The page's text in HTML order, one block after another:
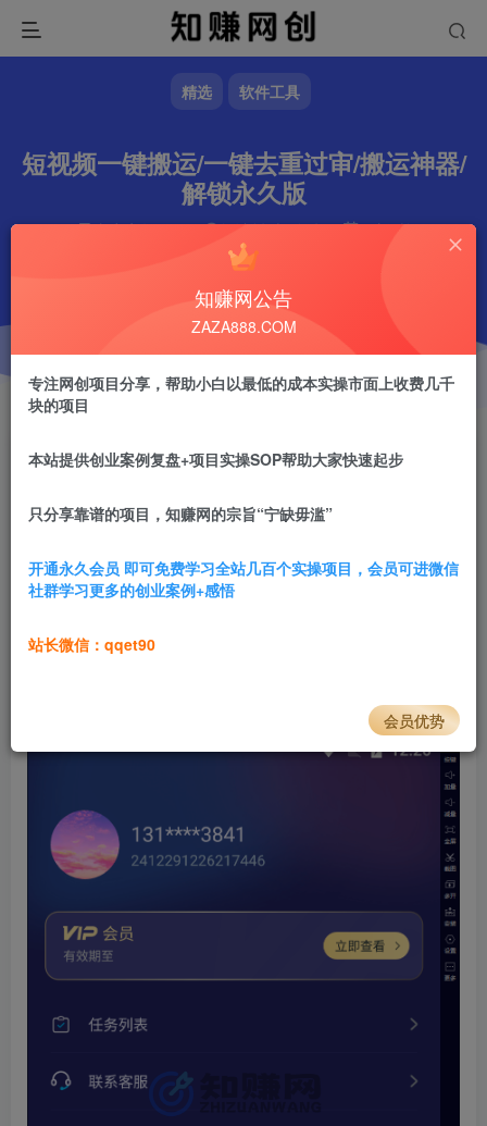
精选 软件工具
短视频一键搬运/一键去重过审/搬运神器/
解锁永久版
文章字数159 阅读耗时1分钟
更新时间
作者镇山的虎
镇山的虎
软件
一键去重过审！自带变音、修改MD5、一键去水印等黑科
知赚网公告
ZAZA888.COM
专注网创项目分享，帮助小白以最低的成本实操市面上收费几千
块的项目
本站提供创业案例复盘+项目实操SOP帮助大家快速起步
只分享靠谱的项目，知赚网的宗旨“宁缺毋滥”
开通永久会员 即可免费学习全站几百个实操项目，会员可进微信
社群学习更多的创业案例+感悟
站长微信：qqet90
会员优势